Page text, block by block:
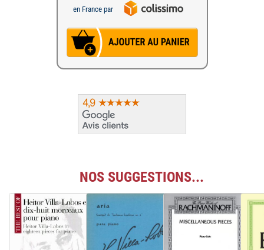
en France par
NOS SUGGESTIONS...